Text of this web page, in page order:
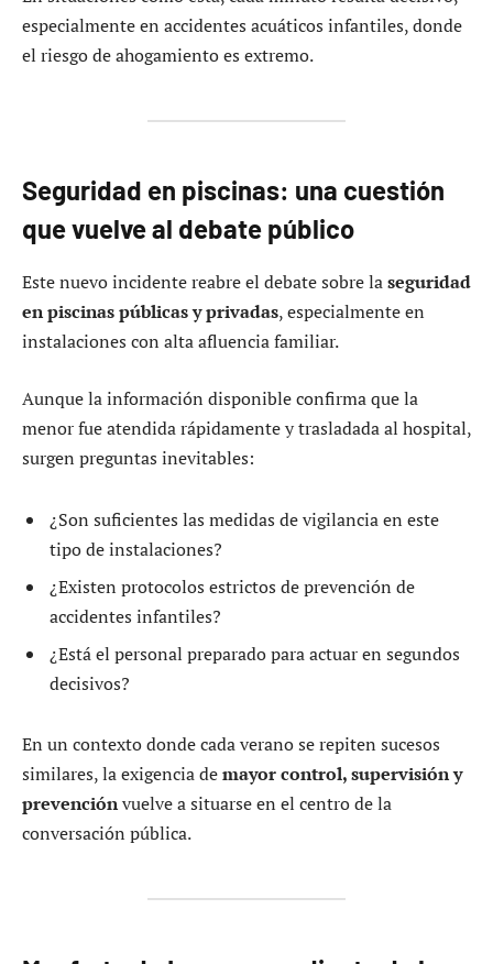
especialmente en accidentes acuáticos infantiles, donde
el riesgo de ahogamiento es extremo.
Seguridad en piscinas: una cuestión
que vuelve al debate público
Este nuevo incidente reabre el debate sobre laseguridad
en piscinas públicas y privadas, especialmente en
instalaciones con alta afluencia familiar.
Aunque la información disponible confirma que la
menor fue atendida rápidamente y trasladada al hospital,
surgen preguntas inevitables:
¿Son suficientes las medidas de vigilancia en este
tipo de instalaciones?
¿Existen protocolos estrictos de prevención de
accidentes infantiles?
¿Está el personal preparado para actuar en segundos
decisivos?
En un contexto donde cada verano se repiten sucesos
similares, la exigencia demayor control, supervisión y
prevenciónvuelve a situarse en el centro de la
conversación pública.